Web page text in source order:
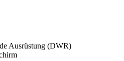
Ausrüstung (DWR)